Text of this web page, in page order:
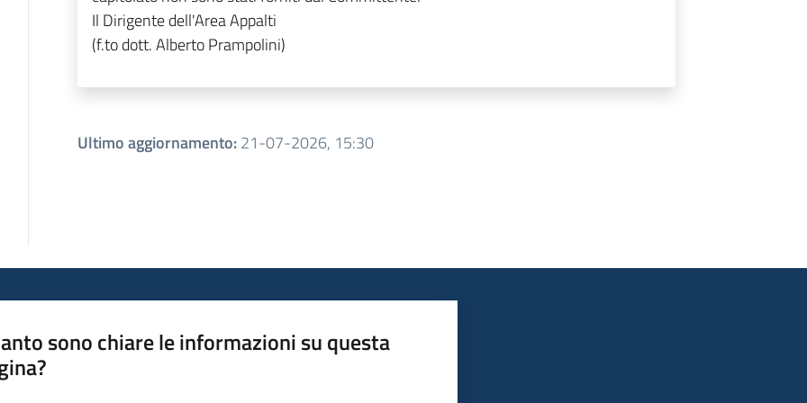
Il Dirigente dell'Area Appalti
(f.to dott. Alberto Prampolini)
Ultimo aggiornamento:21-07-2026, 15:30
sono chiare le informazioni su questa